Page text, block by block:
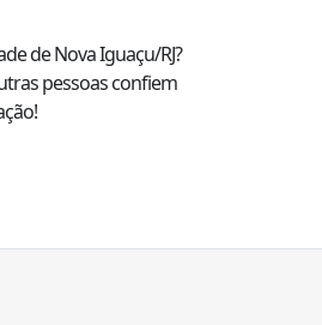
deNova Iguaçu/RJ?
pessoas confiem